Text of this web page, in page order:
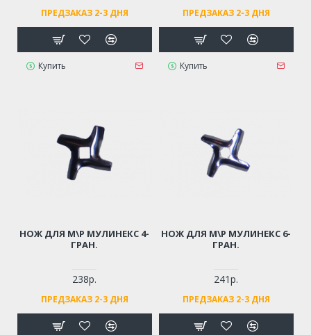
ПРЕДЗАКАЗ 2-3 ДНЯ
Купить
ПРЕДЗАКАЗ 2-3 ДНЯ
Купить
НОЖ ДЛЯ М\Р МУЛИНЕКС 4-
ГРАН.
238р.
ПРЕДЗАКАЗ 2-3 ДНЯ
НОЖ ДЛЯ М\Р МУЛИНЕКС 6-
ГРАН.
241р.
ПРЕДЗАКАЗ 2-3 ДНЯ